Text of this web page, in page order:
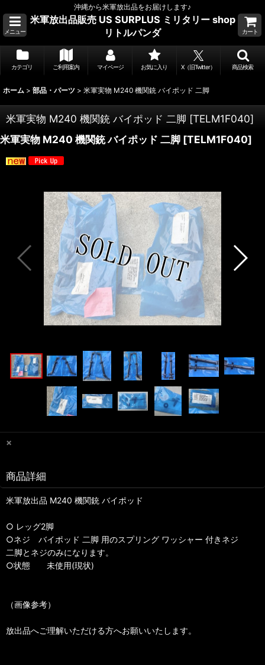
沖縄から米軍放出品をお届けします♪
メニュー
米軍放出品販売 US SURPLUS ミリタリー shop
リトルパンダ
カート
カテゴリ ご利用案内 マイページ お気に入り X（旧Twitter） 商品検索
ホーム > 部品・パーツ > 米軍実物 M240 機関銃 バイポッド 二脚
米軍実物 M240 機関銃 バイポッド 二脚 [TELM1F040]
米軍実物 M240 機関銃 バイポッド 二脚 [TELM1F040]
×
商品詳細
米軍放出品 M240 機関銃 バイポッド
○ レッグ2脚
○ネジ バイポッド 二脚 用のスプリング ワッシャー 付きネジ
二脚とネジのみになります。
○状態 未使用(現状)
（画像参考）
放出品へご理解いただける方へお願いいたします。